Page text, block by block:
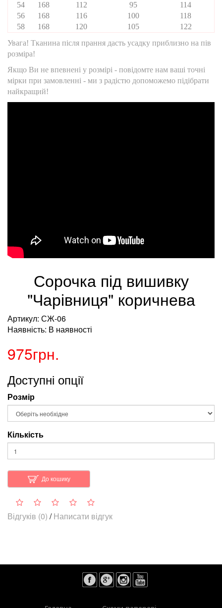
54
168 112 95
114
56
168 116 100
118
58
168 120 105
122
Увага! Тканина після прання дасть усадку приблизно на пів
розміра!
Якщо Ви не впевнені у розмірі - повідомте нам ваші точні
мірки при замовленні - ми з радістю допоможемо підібрати
найкращий!
Сорочка під вишивку
"Чарівниця" коричнева
Артикул: СЖ-06
Наявність: В наявності
975грн.
Доступні опції
Розмір
Кількість
До кошику
Відгуків (0) /Написати відгук